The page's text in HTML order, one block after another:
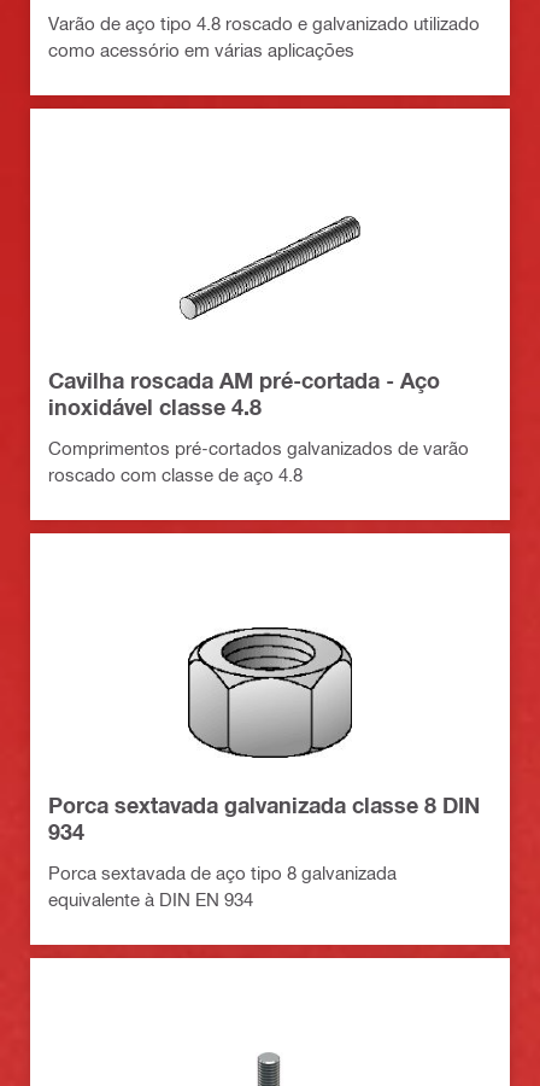
Varão de aço tipo 4.8 roscado e galvanizado utilizado
como acessório em várias aplicações
Cavilha roscada AM pré-cortada - Aço
inoxidável classe 4.8
Comprimentos pré-cortados galvanizados de varão
roscado com classe de aço 4.8
Porca sextavada galvanizada classe 8 DIN
934
Porca sextavada de aço tipo 8 galvanizada
equivalente à DIN EN 934